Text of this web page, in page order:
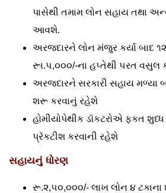
પાસેથી તમામ લોન સહાય તથા
આવશે.
અરજદારને લોન મંજુર કર્યા બાદ
રૂા.૫,૦૦૦/-ના હપ્તેથી ૫રત વસુલ
અરજદારને સરકારી સહાય મળ્યા
શરૂ કરવાનું રહેશે
હોમીયોપેથીક ડૉકટરોએ ફકત
પ્રૅકટીશ કરવાની રહેશે
સહાયનું ધોરણ
રૂ.૨,૫૦,૦૦૦/- લાખ લોન ૪